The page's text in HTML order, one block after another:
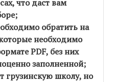
что даст вам
обратить на
необходимо
PDF, без них
заполненной;
грузинскую школу, но